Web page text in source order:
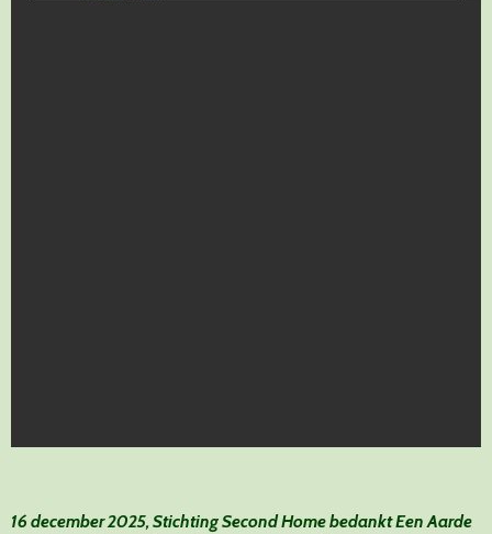
16 december 2025, Stichting Second Home bedankt Een Aarde